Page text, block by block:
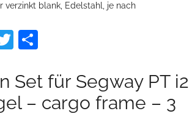
verzinkt blank, Edelstahl, je nach
Twitter
Set für Segway PT i2
– cargo frame – 3